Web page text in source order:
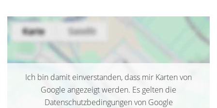
Ich bin damit einverstanden, dass mir Karten von
Google angezeigt werden. Es gelten die
Datenschutzbedingungen von Google